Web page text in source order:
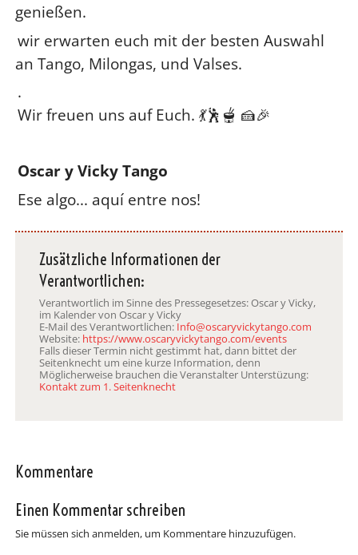
genießen.
wir erwarten euch mit der besten Auswahl
an Tango, Milongas, und Valses.
.
Wir freuen uns auf Euch. 💃🕺🫕 🍰🎉
Oscar y Vicky Tango
Ese algo... aquí entre nos!
Zusätzliche Informationen der
Verantwortlichen:
Verantwortlich im Sinne des Pressegesetzes: Oscar y Vicky,
im Kalender von Oscar y Vicky
E-Mail des Verantwortlichen: Info@oscaryvickytango.com
Website: https://www.oscaryvickytango.com/events
Falls dieser Termin nicht gestimmt hat, dann bittet der
Seitenknecht um eine kurze Information, denn
Möglicherweise brauchen die Veranstalter Unterstüzung:
Kontakt zum 1. Seitenknecht
Kommentare
Einen Kommentar schreiben
Sie müssen sich anmelden, um Kommentare hinzuzufügen.